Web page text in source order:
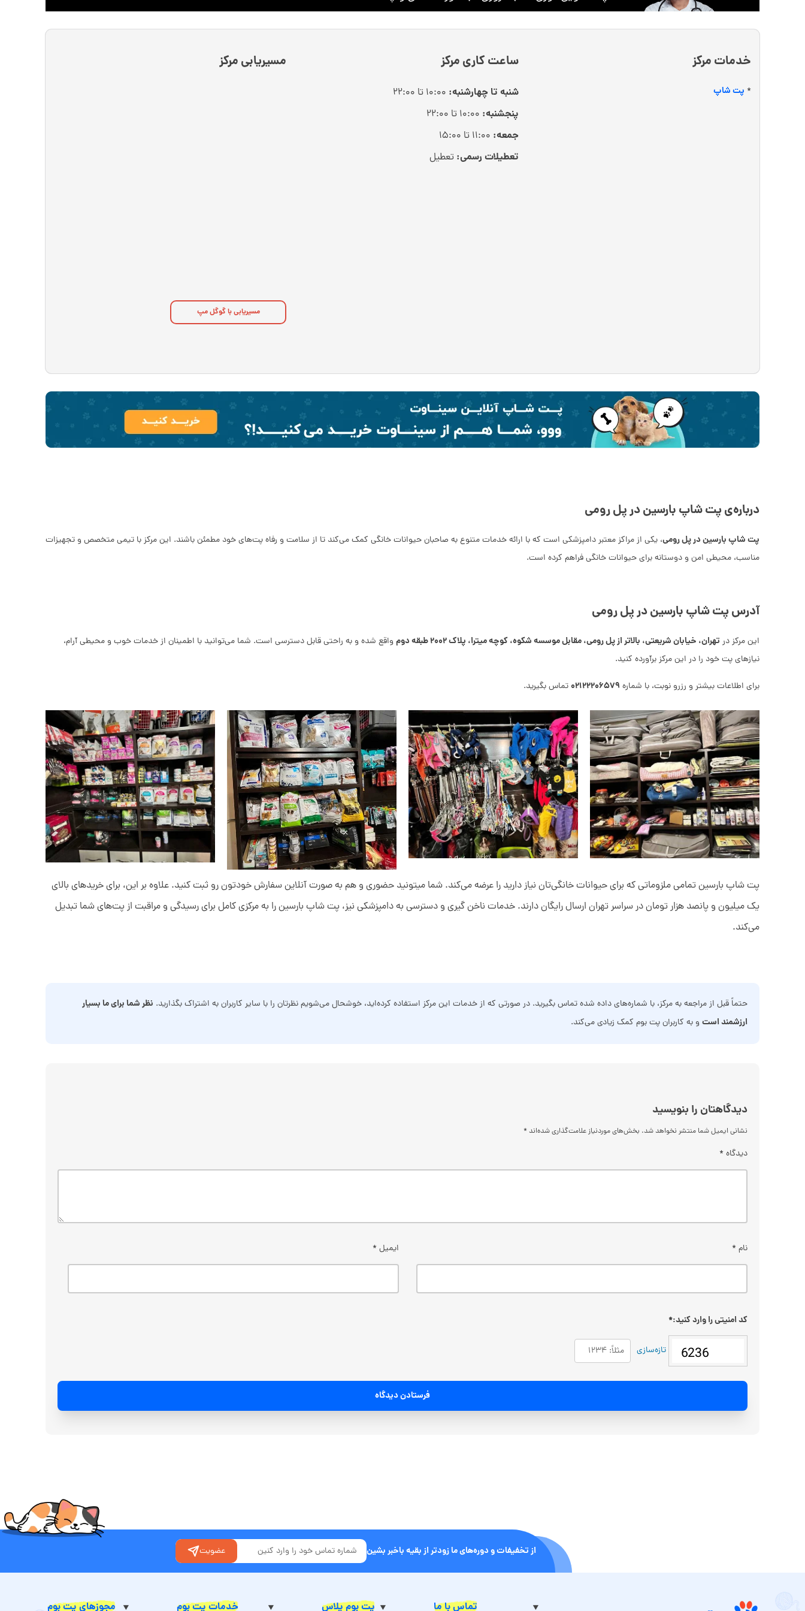
خدمات مرکز
* پت شاپ
ساعت کاری مرکز
شنبه تا چهارشنبه: ۱۰:۰۰ تا ۲۲:۰۰
پنجشنبه: ۱۰:۰۰ تا ۲۲:۰۰
جمعه: ۱۱:۰۰ تا ۱۵:۰۰
تعطیلات رسمی: تعطیل
مسیریابی مرکز
مسیریابی با گوگل مپ
درباره‌ی پت شاپ بارسین در پل رومی
پت شاپ بارسین در پل رومی، یکی از مراکز معتبر دامپزشکی است که با ارائه خدمات متنوع به صاحبان حیوانات خانگی کمک می‌کند تا از سلامت و رفاه پت‌های خود مطمئن باشند. این مرکز با تیمی متخصص و تجهیزات
مناسب، محیطی امن و دوستانه برای حیوانات خانگی فراهم کرده است.
آدرس پت شاپ بارسین در پل رومی
این مرکز در تهران، خیابان شریعتی، بالاتر از پل رومی، مقابل موسسه شکوه، کوچه میترا، پلاک ۲۰۰۲ طبقه دوم
واقع شده و به راحتی قابل دسترسی است. شما می‌توانید با اطمینان از خدمات خوب و محیطی آرام،
نیازهای پت خود را در این مرکز برآورده کنید.
برای اطلاعات بیشتر و رزرو نوبت، با شماره ۰۲۱۲۲۲۰۶۵۷۹تماس بگیرید.
پت شاپ بارسین تمامی ملزوماتی که برای حیوانات خانگی‌تان نیاز دارید را عرضه می‌کند. شما میتونید حضوری و هم به صورت آنلاین سفارش خودتون رو ثبت کنید. علاوه بر این، برای خریدهای بالای
یک میلیون و پانصد هزار تومان در سراسر تهران ارسال رایگان دارند. خدمات ناخن گیری و دسترسی به دامپزشکی نیز، پت شاپ بارسین را به مرکزی کامل برای رسیدگی و مراقبت از پت‌های شما تبدیل
می‌کند.
حتماً قبل از مراجعه به مرکز، با شماره‌های داده شده تماس بگیرید. در صورتی که از خدمات این مرکز استفاده کرده‌اید، خوشحال می‌شویم نظرتان را با سایر کاربران به اشتراک بگذارید. نظر شما برای ما بسیار
ارزشمند استو به کاربران پت بوم کمک زیادی می‌کند.
دیدگاهتان را بنویسید
نشانی ایمیل شما منتشر نخواهد شد. بخش‌های موردنیاز علامت‌گذاری شده‌اند*
دیدگاه*
نام* ایمیل*
کد امنیتی را وارد کنید:*
تازه‌سازی
فرستادن دیدگاه
از تخفیفات و دوره‌های ما زودتر از بقیه باخبر بشین عضویت
تماس با ما پت بوم پلاس خدمات پت بوم مجوزهای پت بوم